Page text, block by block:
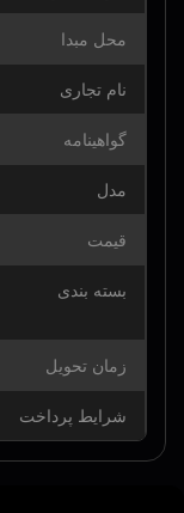
محل مبدا
نام تجاری
گواهینامه
قیمت
بسته بندی
زمان تحویل
شرایط پرداخت